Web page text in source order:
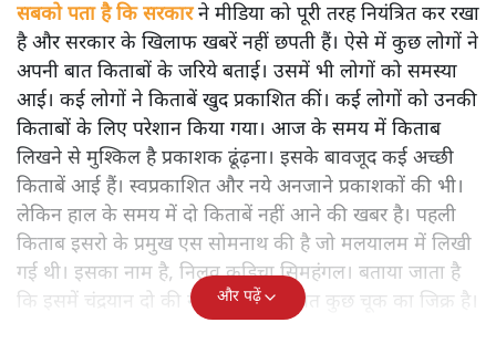
सबको पता है कि सरकारने मीडिया को पूरी तरह नियंत्रित कर रखा
है और सरकार के खिलाफ खबरें नहीं छपती हैं। ऐसे में कुछ लोगों ने
अपनी बात किताबों के जरिये बताई। उसमें भी लोगों को समस्या
आई। कई लोगों ने किताबें खुद प्रकाशित कीं। कई लोगों को उनकी
किताबों के लिए परेशान किया गया। आज के समय में किताब
लिखने से मुश्किल है प्रकाशक ढूंढ़ना। इसके बावजूद कई अच्छी
किताबें आई हैं। स्वप्रकाशित और नये अनजाने प्रकाशकों की भी।
लेकिन हाल के समय में दो किताबें नहीं आने की खबर है। पहली
किताब इसरो के प्रमुख एस सोमनाथ की है जो मलयालम में लिखी
गई थी। इसका नाम है, निलवु कुडिचा सिमहंगल। बताया जाता है
कि इसमें चंद्रयान दो की नाकामी से संबंधित कुछ चूक का जिक्र है।
और पढ़ें